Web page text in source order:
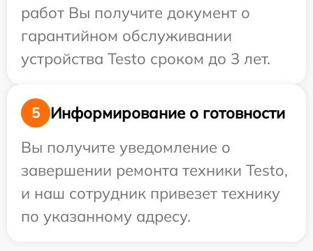
работ Вы получите документ о
гарантийном обслуживании
устройства Testo сроком до 3 лет.
5
Информирование о готовности
Вы получите уведомление о
завершении ремонта техники Testo,
и наш сотрудник привезет технику
по указанному адресу.